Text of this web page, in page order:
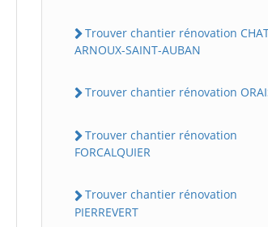
Trouver chantier rénovation
ARNOUX-SAINT-AUBAN
Trouver chantier rénovation
Trouver chantier rénovation
FORCALQUIER
Trouver chantier rénovation
PIERREVERT